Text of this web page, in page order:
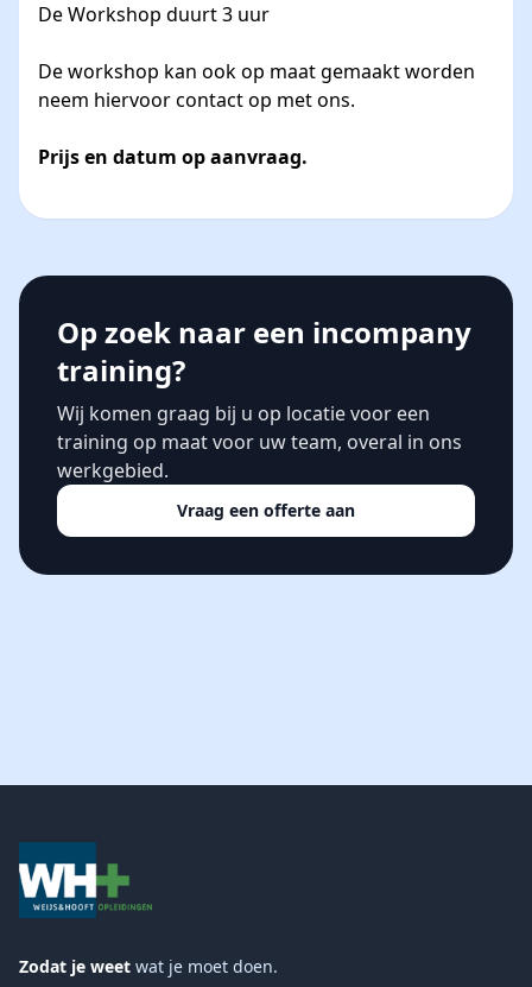
De Workshop duurt 3 uur
De workshop kan ook op maat gemaakt worden
neem hiervoor contact op met ons.
Prijs en datum op aanvraag.
Op zoek naar een incompany
training?
Wij komen graag bij u op locatie voor een
training op maat voor uw team, overal in ons
werkgebied.
Vraag een offerte aan
Zodat je weet wat je moet doen.